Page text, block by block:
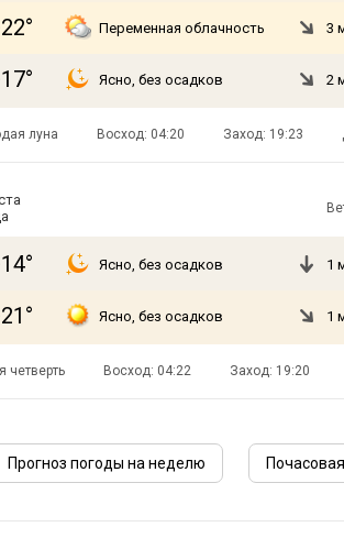
Переменная облачность 3
Ясно, без осадков 2
луна Восход: 04:20 Заход: 19:23
Ясно, без осадков 1
Ясно, без осадков 1
четверть Восход: 04:22 Заход: 19:20
Прогноз погоды на неделю